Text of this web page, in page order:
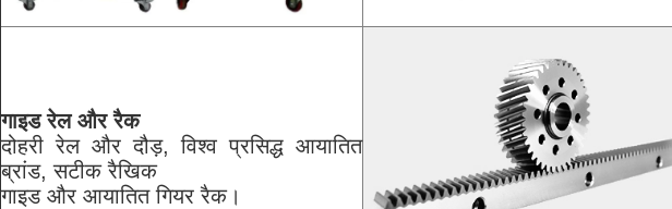
गाइड रेल और रैक
दोहरी रेल और दौड़, विश्व प्रसिद्ध आयातित
ब्रांड, सटीक रैखिक
गाइड और आयातित गियर रैक।